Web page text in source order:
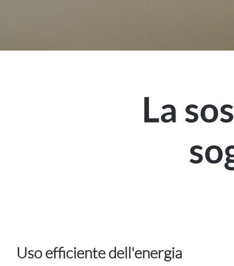
La
Uso efficiente dell'energia